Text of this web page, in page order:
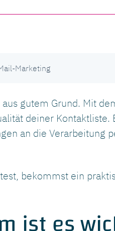
Marketing
gutem Grund. Mit
deiner Kontaktliste.
an die Verarbeitung
bekommst ein